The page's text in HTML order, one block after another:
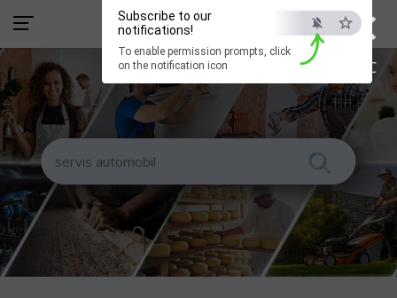
×
ESC
Subscribe to our
notifications!
To enable permission prompts, click
on the notification icon